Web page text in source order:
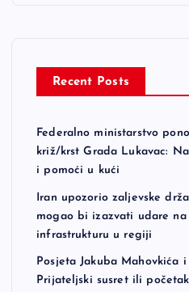
Recent Posts
Federalno ministarstvo
križ/krst Grada Lukavac:
i pomoći u kući
Iran upozorio zaljevske
mogao bi izazvati udare na
infrastrukturu u regiji
Posjeta Jakuba Mahovkića
Prijateljski susret ili